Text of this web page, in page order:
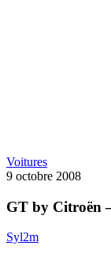
VoituresGT
by
–
9 octobre 2008
GT by Citroën
Syl2m